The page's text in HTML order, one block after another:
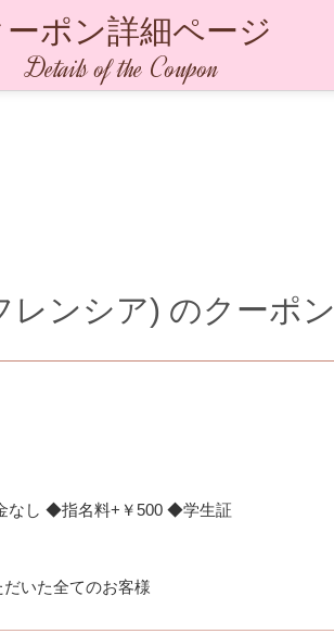
ーポン詳細ページ
Details of the Coupon
レンシア) のクーポン
なし ◆指名料+￥500 ◆学生証
いた全てのお客様